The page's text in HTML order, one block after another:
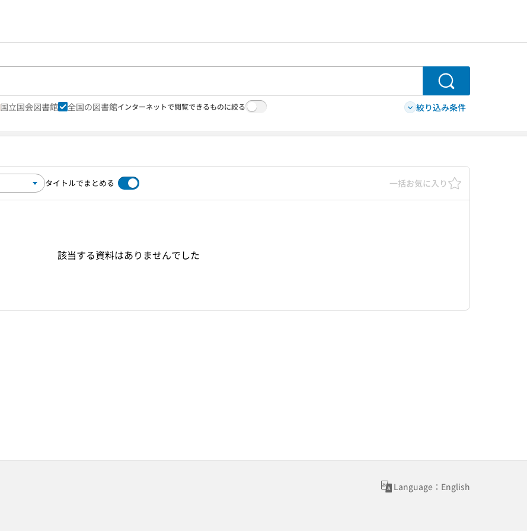
検索
国立国会図書館 全国の図書館インターネットで閲覧できるものに絞る 絞り込み条件
タイトルでまとめる 一括お気に入り
該当する資料はありませんでした
Language：English